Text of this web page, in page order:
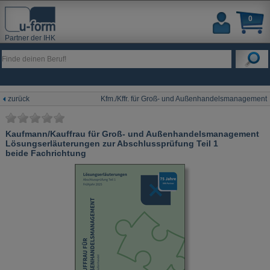
Partner der IHK
0
zurück Kfm./Kffr. für Groß- und Außenhandelsmanagement
Kaufmann/Kauffrau für Groß- und Außenhandelsmanagement
Lösungserläuterungen zur Abschlussprüfung Teil 1
beide Fachrichtung